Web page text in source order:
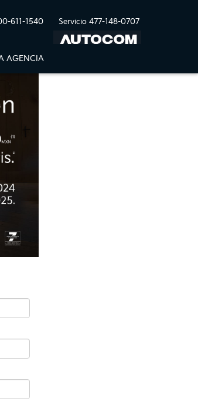
611-1540 Servicio 477-148-0707
AGENCIA